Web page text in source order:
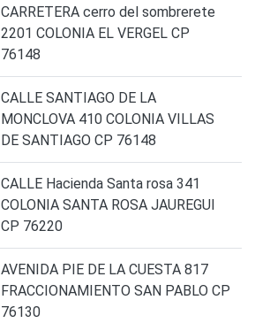
CARRETERA cerro del sombrerete
2201 COLONIA EL VERGEL CP
76148
CALLE SANTIAGO DE LA
MONCLOVA 410 COLONIA VILLAS
DE SANTIAGO CP 76148
CALLE Hacienda Santa rosa 341
COLONIA SANTA ROSA JAUREGUI
CP 76220
AVENIDA PIE DE LA CUESTA 817
FRACCIONAMIENTO SAN PABLO CP
76130